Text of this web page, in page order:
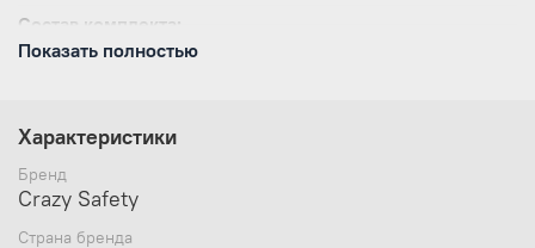
Состав комплекта:
Возраст указан примерный, комплект защиты может
Crazy Safety налокотники и наколенники для активных
Показать полностью
Характеристики
Бренд
Crazy Safety
Страна бренда